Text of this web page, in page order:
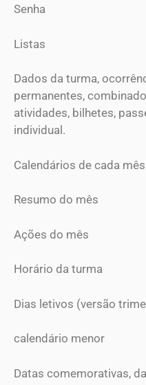
Senha
Listas
Dados da turma,
permanentes,
atividades, bilhetes,
individual.
Calendários de cada mês
Resumo do mês
Ações do mês
Horário da turma
Dias letivos (versão
calendário menor
Datas comemorativas,